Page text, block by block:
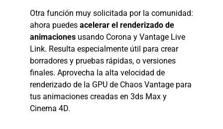
Otra función muy solicitada por la comunidad:
ahora puedes acelerar el renderizado de
animaciones usando Corona y Vantage Live
Link. Resulta especialmente útil para crear
borradores y pruebas rápidas, o versiones
finales. Aprovecha la alta velocidad de
renderizado de la GPU de Chaos Vantage para
tus animaciones creadas en 3ds Max y
Cinema 4D.